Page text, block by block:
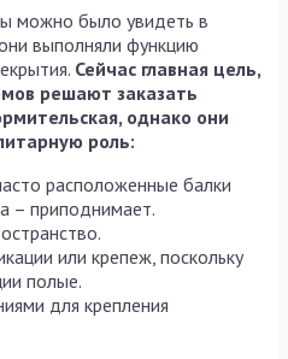
можно было увидеть в
выполняли функцию
Сейчас главная цель,
решают заказать
однако они
роль:
расположенные балки
– приподнимает.
или крепеж, поскольку
полые.
для крепления